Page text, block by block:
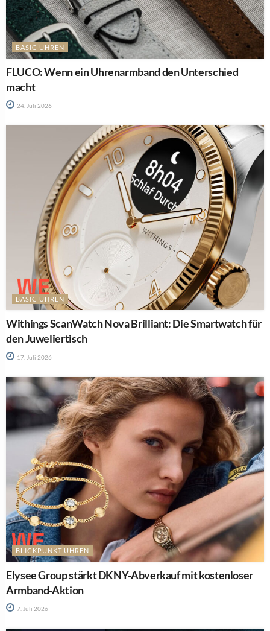
BASIC UHREN
FLUCO: Wenn ein Uhrenarmband den Unterschied
macht
24. Juli 2026
BASIC UHREN
Withings ScanWatch Nova Brilliant: Die Smartwatch für
den Juweliertisch
17. Juli 2026
BLICKPUNKT UHREN
Elysee Group stärkt DKNY-Abverkauf mit kostenloser
Armband-Aktion
7. Juli 2026